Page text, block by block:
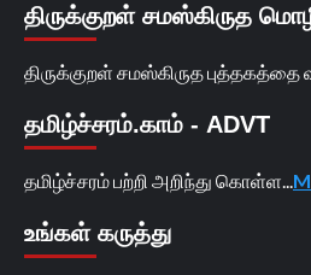
திருக்குறள் சமஸ்கிருத
திருக்குறள் சமஸ்கிருத
தமிழ்ச்சரம்.காம் - ADVT
தமிழ்ச்சரம் பற்றி அறிந்து கொள்ள...
உங்கள் கருத்து